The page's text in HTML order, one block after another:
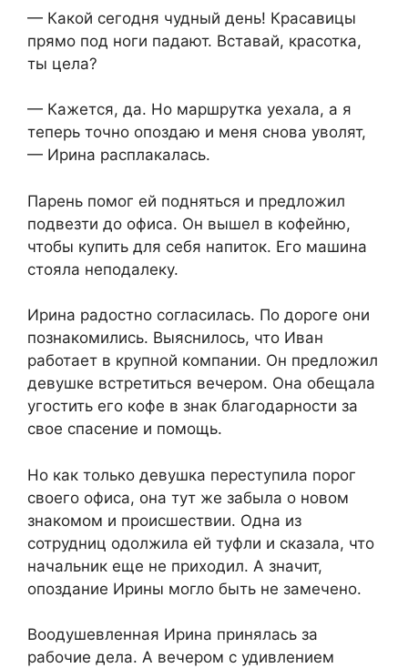
​— Какой сегодня чудный день! Красавицы
прямо под ноги падают. Вставай, красотка,
ты цела?​
​— Кажется, да. Но маршрутка уехала, а я
теперь точно опоздаю и меня снова уволят,
— Ирина расплакалась.​
​Парень помог ей подняться и предложил
подвезти до офиса. Он вышел в кофейню,
чтобы купить для себя напиток. Его машина
стояла неподалеку.​
​Ирина радостно согласилась. По дороге они
познакомились. Выяснилось, что Иван
работает в крупной компании. Он предложил
девушке встретиться вечером. Она обещала
угостить его кофе в знак благодарности за
свое спасение и помощь.​
​Но как только девушка переступила порог
своего офиса, она тут же забыла о новом
знакомом и происшествии. Одна из
сотрудниц одолжила ей туфли и сказала, что
начальник еще не приходил. А значит,
опоздание Ирины могло быть не замечено.​
​Воодушевленная Ирина принялась за
рабочие дела. А вечером с удивлением